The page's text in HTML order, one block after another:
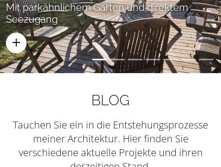
Mit parkähnlichem Garten und direktem
Seezugang
BLOG
Tauchen Sie ein in die Entstehungsprozesse
meiner Architektur. Hier finden Sie
verschiedene aktuelle Projekte und ihren